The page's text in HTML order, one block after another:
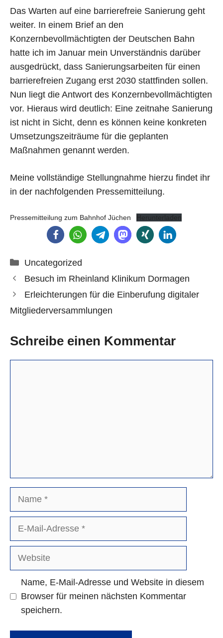
Das Warten auf eine barrierefreie Sanierung geht
weiter. In einem Brief an den
Konzernbevollmächtigten der Deutschen Bahn
hatte ich im Januar mein Unverständnis darüber
ausgedrückt, dass Sanierungsarbeiten für einen
barrierefreien Zugang erst 2030 stattfinden sollen.
Nun liegt die Antwort des Konzernbevollmächtigten
vor. Hieraus wird deutlich: Eine zeitnahe Sanierung
ist nicht in Sicht, denn es können keine konkreten
Umsetzungszeiträume für die geplanten
Maßnahmen genannt werden.
Meine vollständige Stellungnahme hierzu findet ihr
in der nachfolgenden Pressemitteilung.
Pressemitteilung zum Bahnhof Jüchen Herunterladen
Kategorien
Uncategorized
Besuch im Rheinland Klinikum Dormagen
Erleichterungen für die Einberufung digitaler
Mitgliederversammlungen
Schreibe einen Kommentar
Name
Website
Name, E-Mail-Adresse und Website in diesem
Browser für meinen nächsten Kommentar
speichern.